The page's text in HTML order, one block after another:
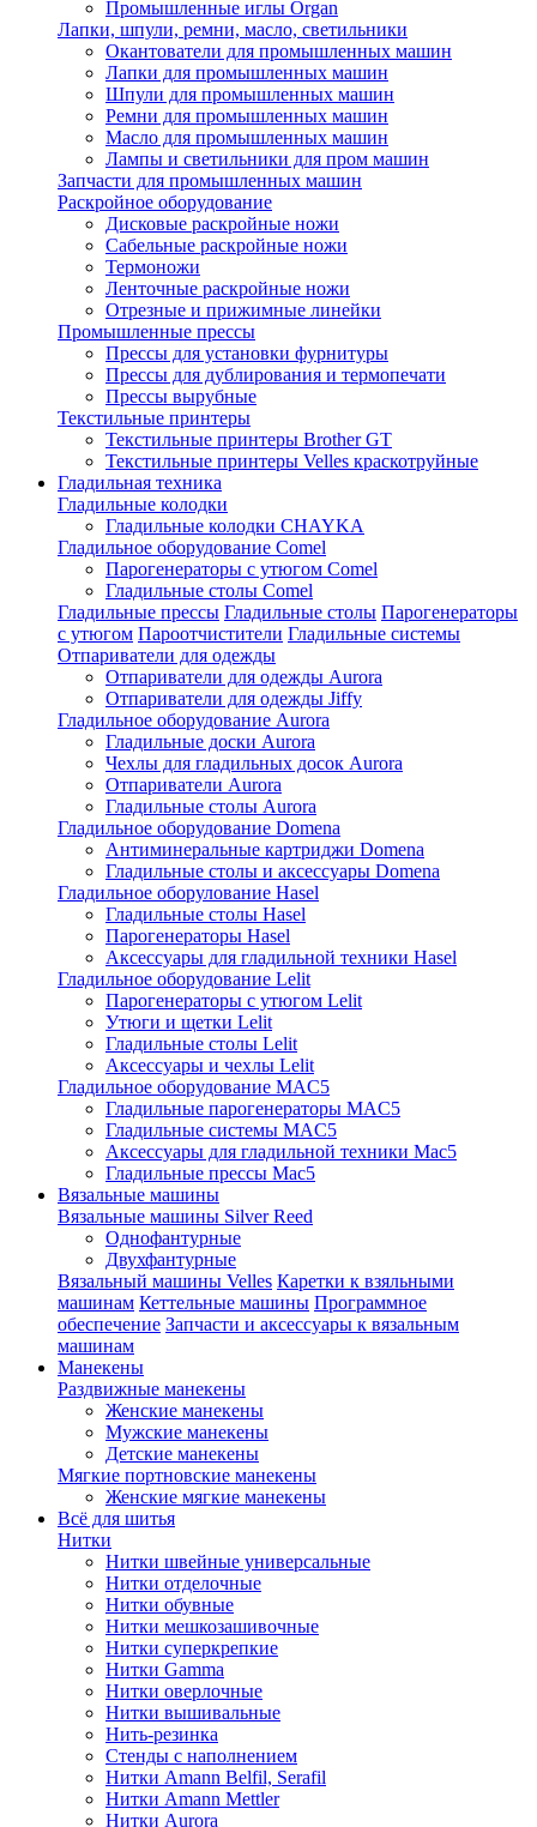
Промышленные иглы Organ
Лапки, шпули, ремни, масло, светильники
Окантователи для промышленных машин
Лапки для промышленных машин
Шпули для промышленных машин
Ремни для промышленных машин
Масло для промышленных машин
Лампы и светильники для пром машин
Запчасти для промышленных машин
Раскройное оборудование
Дисковые раскройные ножи
Сабельные раскройные ножи
Термоножи
Ленточные раскройные ножи
Отрезные и прижимные линейки
Промышленные прессы
Прессы для установки фурнитуры
Прессы для дублирования и термопечати
Прессы вырубные
Текстильные принтеры
Текстильные принтеры Brother GT
Текстильные принтеры Velles краскотруйные
Гладильная техника
Гладильные колодки
Гладильные колодки CHAYKA
Гладильное оборудование Comel
Парогенераторы с утюгом Comel
Гладильные столы Comel
Гладильные прессы Гладильные столы Парогенераторы
с утюгом Пароотчистители Гладильные системы
Отпариватели для одежды
Отпариватели для одежды Aurora
Отпариватели для одежды Jiffy
Гладильное оборудование Aurora
Гладильные доски Aurora
Чехлы для гладильных досок Aurora
Отпариватели Aurora
Гладильные столы Aurora
Гладильное оборудование Domena
Антиминеральные картриджи Domena
Гладильные столы и аксессуары Domena
Гладильное оборулование Hasel
Гладильные столы Hasel
Парогенераторы Hasel
Аксессуары для гладильной техники Hasel
Гладильное оборудование Lelit
Парогенераторы с утюгом Lelit
Утюги и щетки Lelit
Гладильные столы Lelit
Аксессуары и чехлы Lelit
Гладильное оборудование MAC5
Гладильные парогенераторы MAC5
Гладильные системы MAC5
Аксессуары для гладильной техники Mac5
Гладильные прессы Mac5
Вязальные машины
Вязальные машины Silver Reed
Однофантурные
Двухфантурные
Вязальный машины Velles Каретки к взяльными
машинам Кеттельные машины Программное
обеспечение Запчасти и аксессуары к вязальным
машинам
Манекены
Раздвижные манекены
Женские манекены
Мужские манекены
Детские манекены
Мягкие портновские манекены
Женские мягкие манекены
Всё для шитья
Нитки
Нитки швейные универсальные
Нитки отделочные
Нитки обувные
Нитки мешкозашивочные
Нитки суперкрепкие
Нитки Gamma
Нитки оверлочные
Нитки вышивальные
Нить-резинка
Стенды с наполнением
Нитки Amann Belfil, Serafil
Нитки Amann Mettler
Нитки Aurora